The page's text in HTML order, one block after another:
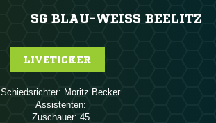
SG BLAU-WEISS BEELITZ
LIVETICKER
Schiedsrichter:  
Assistenten:
Zuschauer: 45